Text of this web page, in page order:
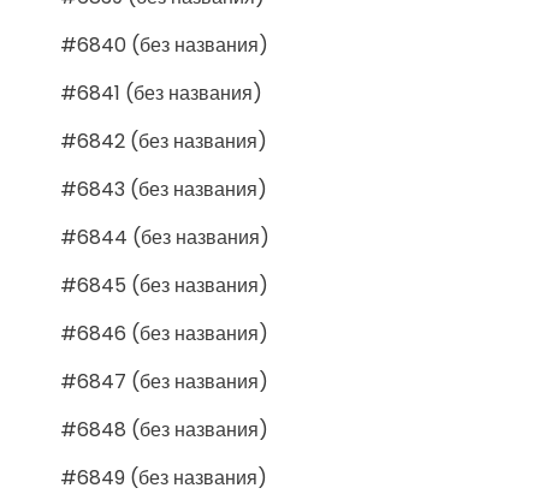
#6840 (без названия)
#6841 (без названия)
#6842 (без названия)
#6843 (без названия)
#6844 (без названия)
#6845 (без названия)
#6846 (без названия)
#6847 (без названия)
#6848 (без названия)
#6849 (без названия)